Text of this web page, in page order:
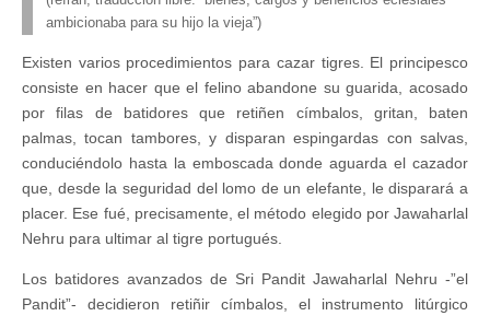
Enamoró
a
Lady
Edwina”
(2)
ambicionaba para su hijo la vieja”)
Existen varios procedimientos para cazar tigres. El principesco
consiste en hacer que el felino abandone su guarida, acosado
por filas de batidores que retiñen címbalos, gritan, baten
palmas, tocan tambores, y disparan espingardas con salvas,
conduciéndolo hasta la emboscada donde aguarda el cazador
que, desde la seguridad del lomo de un elefante, le disparará a
placer. Ese fué, precisamente, el método elegido por Jawaharlal
Nehru para ultimar al tigre portugués.
Los batidores avanzados de Sri Pandit Jawaharlal Nehru -”el
Pandit”- decidieron retiñir címbalos, el instrumento litúrgico